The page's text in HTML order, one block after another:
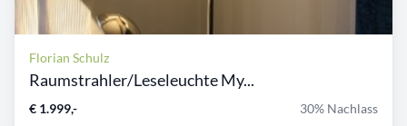
Florian Schulz
Raumstrahler/Leseleuchte My...
€ 1.999,- 30% Nachlass